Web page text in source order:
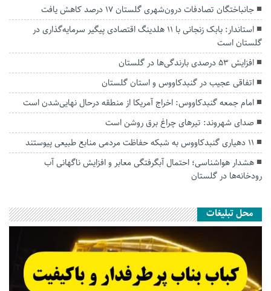
جانباختگان تصادفات درون‌شهری گلستان ۱۷ درصد کاهش یافت
استاندار: بابک زنجانی با ۱۱ هلدینگ اقتصادی پیگیر سرمایه‌گذاری در
گلستان است
افزایش ۵۳ درصدی بارندگی‌ها در گلستان
اتفاقی عجیب در‌ گنبدکاووس و استان گلستان
امام جمعه گنبدکاووس: اخراج آمریکا از منطقه درحال نهایی‌شدن است
صدای شهروند: تیرهای چراغ برق روشن است
۱۱ دهیاری گنبدکاووس به شبکه حفاظت مردمی منابع طبیعی پیوستند
هشدار هواشناسی؛ احتمال آبگرفتگی معابر و افزایش ناگهانی آب
رودخانه‌ها در گلستان
محل تبلیغات